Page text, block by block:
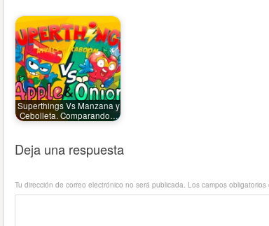
Superthings Vs Manzana y
Cebolleta. Comparando…
Deja una respuesta
Tu dirección de correo electrónico no será publicada. Los campos